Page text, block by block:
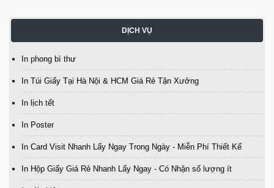
DỊCH VỤ
In phong bì thư
In Túi Giấy Tại Hà Nội & HCM Giá Rẻ Tận Xưởng
In lịch tết
In Poster
In Card Visit Nhanh Lấy Ngay Trong Ngày - Miễn Phí Thiết Kế
In Hộp Giấy Giá Rẻ Nhanh Lấy Ngay - Có Nhận số lượng ít